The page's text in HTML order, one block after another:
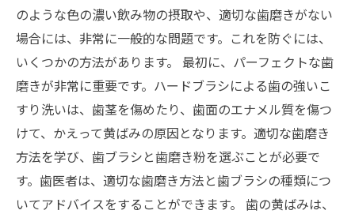
のような色の濃い飲み物の摂取や、適切な歯磨きがない
場合には、非常に一般的な問題です。これを防ぐには、
いくつかの方法があります。 最初に、パーフェクトな歯
磨きが非常に重要です。ハードブラシによる歯の強いこ
すり洗いは、歯茎を傷めたり、歯面のエナメル質を傷つ
けて、かえって黄ばみの原因となります。適切な歯磨き
方法を学び、歯ブラシと歯磨き粉を選ぶことが必要で
す。歯医者は、適切な歯磨き方法と歯ブラシの種類につ
いてアドバイスをすることができます。 歯の黄ばみは、